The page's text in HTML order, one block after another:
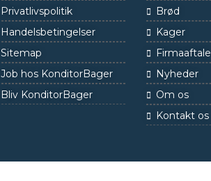
Privatlivspolitik
Handelsbetingelser
Sitemap
Job hos KonditorBager
Bliv KonditorBager
Brød
Kager
Firmaaftale
Nyheder
Om os
Kontakt os